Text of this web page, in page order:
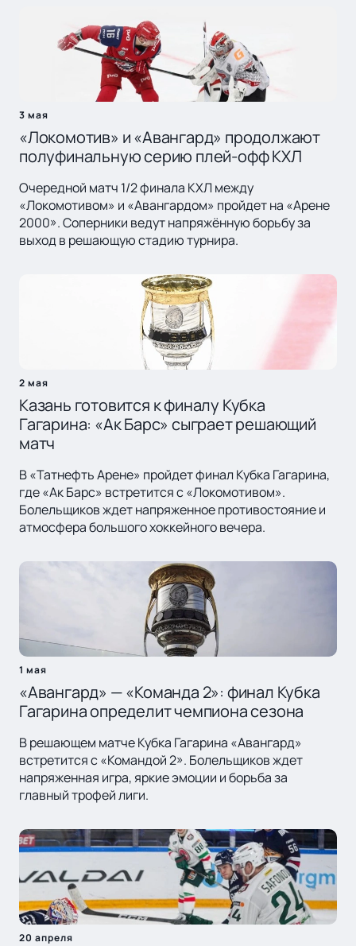
3 мая
«Локомотив» и «Авангард» продолжают
полуфинальную серию плей-офф КХЛ
Очередной матч 1/2 финала КХЛ между
«Локомотивом» и «Авангардом» пройдет на «Арене
2000». Соперники ведут напряжённую борьбу за
выход в решающую стадию турнира.
2 мая
Казань готовится к финалу Кубка
Гагарина: «Ак Барс» сыграет решающий
матч
В «Татнефть Арене» пройдет финал Кубка Гагарина,
где «Ак Барс» встретится с «Локомотивом».
Болельщиков ждет напряженное противостояние и
атмосфера большого хоккейного вечера.
1 мая
«Авангард» — «Команда 2»: финал Кубка
Гагарина определит чемпиона сезона
В решающем матче Кубка Гагарина «Авангард»
встретится с «Командой 2». Болельщиков ждет
напряженная игра, яркие эмоции и борьба за
главный трофей лиги.
20 апреля